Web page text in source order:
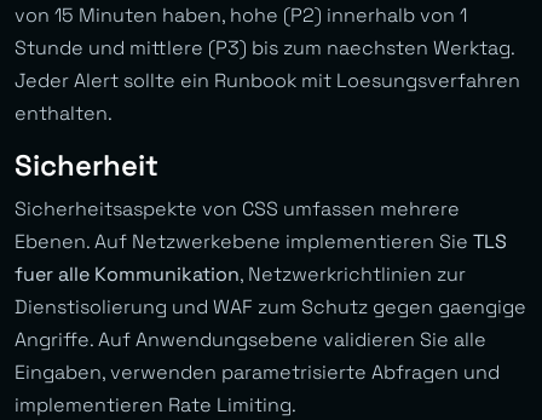
von 15 Minuten haben, hohe (P2) innerhalb von 1
Stunde und mittlere (P3) bis zum naechsten Werktag.
Jeder Alert sollte ein Runbook mit Loesungsverfahren
enthalten.
Sicherheit
Sicherheitsaspekte von CSS umfassen mehrere
Ebenen. Auf Netzwerkebene implementieren Sie TLS
fuer alle Kommunikation, Netzwerkrichtlinien zur
Dienstisolierung und WAF zum Schutz gegen gaengige
Angriffe. Auf Anwendungsebene validieren Sie alle
Eingaben, verwenden parametrisierte Abfragen und
implementieren Rate Limiting.